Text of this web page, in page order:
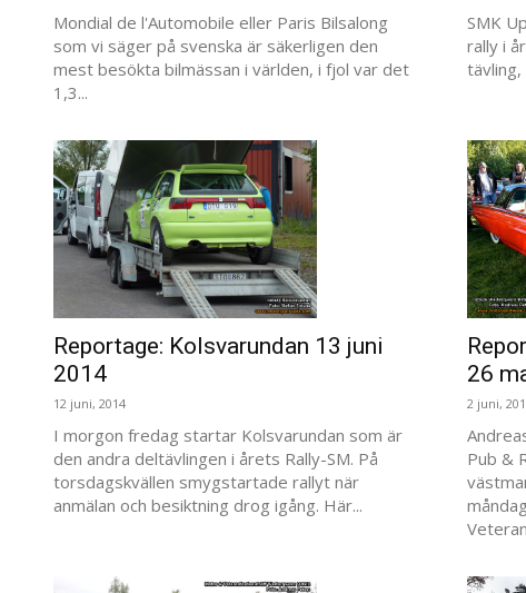
Mondial de l'Automobile eller Paris Bilsalong
som vi säger på svenska är säkerligen den
mest besökta bilmässan i världen, i fjol var det
1,3...
SMK
rally i
tävling,
Reportage: Kolsvarundan 13 juni
2014
12 juni, 2014
I morgon fredag startar Kolsvarundan som är
den andra deltävlingen i årets Rally-SM. På
torsdagskvällen smygstartade rallyt när
anmälan och besiktning drog igång. Här...
26
2 juni,
Pub &